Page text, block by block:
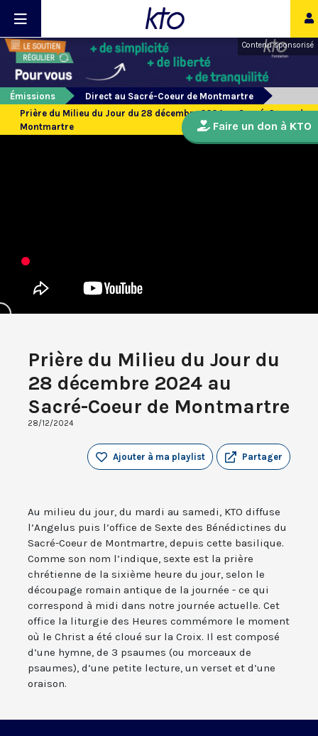
Contenu sponsorisé
Émissions
Direct au Sacré-Coeur de Montmartre
Prière du Milieu du Jour du 28 décembre 2024 au Sacré-Coeur de
Montmartre
Prière du Milieu du Jour du
28 décembre 2024 au
Sacré-Coeur de Montmartre
28/12/2024
Partager
Ajouter à ma playlist
Au milieu du jour, du mardi au samedi, KTO diffuse
l’Angelus puis l’office de Sexte des Bénédictines du
Sacré-Coeur de Montmartre, depuis cette basilique.
Comme son nom l’indique, sexte est la prière
chrétienne de la sixième heure du jour, selon le
découpage romain antique de la journée - ce qui
correspond à midi dans notre journée actuelle. Cet
office la liturgie des Heures commémore le moment
où le Christ a été cloué sur la Croix. Il est composé
d’une hymne, de 3 psaumes (ou morceaux de
psaumes), d’une petite lecture, un verset et d’une
oraison.
Faire un don à KTO